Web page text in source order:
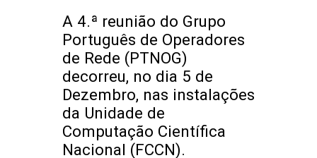
A 4.ª reunião do Grupo
Português de Operadores
de Rede (PTNOG)
decorreu, no dia 5 de
Dezembro, nas instalações
da Unidade de
Computação Científica
Nacional (FCCN).